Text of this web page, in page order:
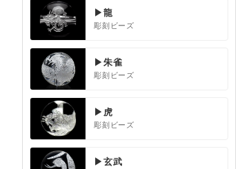
▶龍
彫刻ビーズ
▶朱雀
彫刻ビーズ
▶虎
彫刻ビーズ
▶玄武